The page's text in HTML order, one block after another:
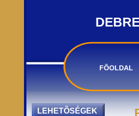
FÕOLDAL
LEHETÕSÉGEK